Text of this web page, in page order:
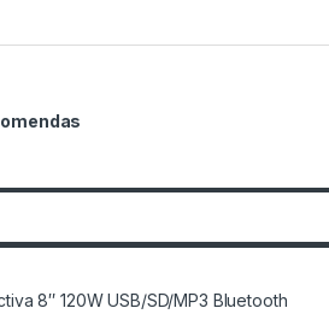
8″ 120W USB/SD/MP3 Bluetooth